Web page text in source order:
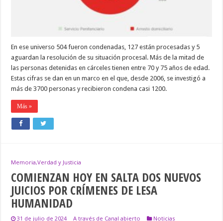
EN
Y
EN
INSTITUCIONES
PENITENCIARIAS
En ese universo 504 fueron condenadas, 127 están procesadas y 5
aguardan la resolución de su situación procesal. Más de la mitad de
las personas detenidas en cárceles tienen entre 70 y 75 años de edad.
Estas cifras se dan en un marco en el que, desde 2006, se investigó a
más de 3700 personas y recibieron condena casi 1200.
Más »
Memoria,Verdad y Justicia
COMIENZAN HOY EN SALTA DOS NUEVOS
JUICIOS POR CRÍMENES DE LESA
HUMANIDAD
31 de julio de 2024 A través de Canal abierto Noticias